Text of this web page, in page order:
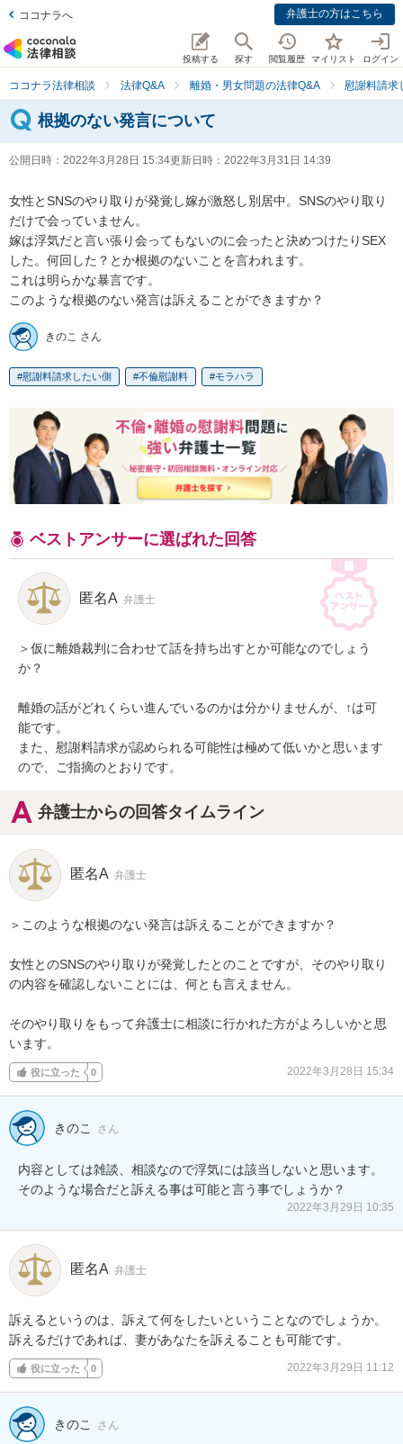
ココナラへ 弁護士の方はこちら
投稿する 探す 閲覧履歴 マイリスト ログイン
ココナラ法律相談 法律Q&A 離婚・男女問題の法律Q&A 慰謝料請求
根拠のない発言について
公開日時： 2022年3月28日 15:34更新日時： 2022年3月31日 14:39
女性とSNSのやり取りが発覚し嫁が激怒し別居中。SNSのやり取り
だけで会っていません。
嫁は浮気だと言い張り会ってもないのに会ったと決めつけたりSEX
した。何回した？とか根拠のないことを言われます。
これは明らかな暴言です。
このような根拠のない発言は訴えることができますか？
きのこ さん
慰謝料請求したい側 不倫慰謝料 モラハラ
ベストアンサーに選ばれた回答
匿名A 弁護士
＞仮に離婚裁判に合わせて話を持ち出すとか可能なのでしょう
か？
離婚の話がどれくらい進んでいるのかは分かりませんが、↑は可
能です。
また、慰謝料請求が認められる可能性は極めて低いかと思います
ので、ご指摘のとおりです。
弁護士からの回答タイムライン
匿名A 弁護士
＞このような根拠のない発言は訴えることができますか？
女性とのSNSのやり取りが発覚したとのことですが、そのやり取り
の内容を確認しないことには、何とも言えません。
そのやり取りをもって弁護士に相談に行かれた方がよろしいかと思
います。
役に立った 0 2022年3月28日 15:34
きのこ さん
内容としては雑談、相談なので浮気には該当しないと思います。
2022年3月29日 10:35
匿名A 弁護士
訴えるというのは、訴えて何をしたいということなのでしょうか。
訴えるだけであれば、妻があなたを訴えることも可能です。
役に立った 0 2022年3月29日 11:12
きのこ さん